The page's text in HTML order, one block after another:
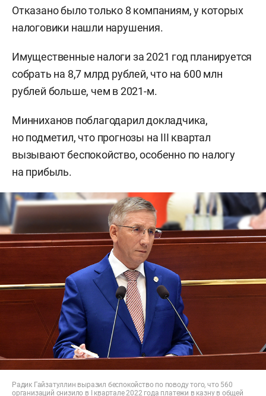
Отказано было только 8 компаниям, у которых
налоговики нашли нарушения.
Имущественные налоги за 2021 год планируется
собрать на 8,7 млрд рублей, что на 600 млн
рублей больше, чем в 2021-м.
Минниханов поблагодарил докладчика,
но подметил, что прогнозы на III квартал
вызывают беспокойство, особенно по налогу
на прибыль.
Радик Гайзатуллин выразил беспокойство по поводу того, что 560
организаций снизило в I квартале 2022 года платежи в казну в общей